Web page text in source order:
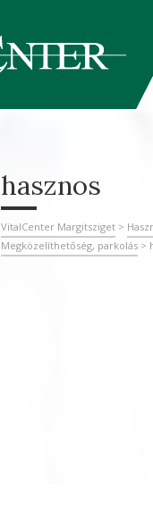
hasznos
VitalCenter Margitsziget >
Megközelíthetőség, parkolás >